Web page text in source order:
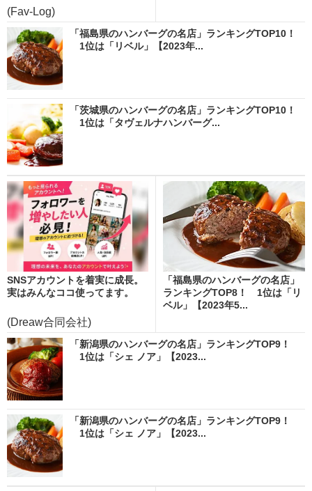
(Fav-Log)
「福島県のハンバーグの名店」ランキングTOP10！
1位は「リベル」【2023年...
「茨城県のハンバーグの名店」ランキングTOP10！
1位は「タヴェルナハンバーグ...
SNSアカウントを着実に成長。
実はみんなココ使ってます。
(Dreaw合同会社)
「福島県のハンバーグの名店」
ランキングTOP8！ 1位は「リ
ベル」【2023年5...
「新潟県のハンバーグの名店」ランキングTOP9！
1位は「シェ ノア」【2023...
「新潟県のハンバーグの名店」ランキングTOP9！
1位は「シェ ノア」【2023...